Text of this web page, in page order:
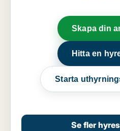
Skapa din
Hitta en
Starta
Se fler